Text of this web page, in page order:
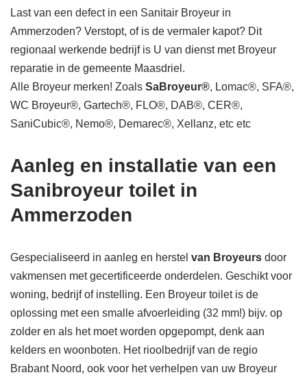
Last van een defect in een Sanitair Broyeur in
Ammerzoden? Verstopt, of is de vermaler kapot? Dit
regionaal werkende bedrijf is U van dienst met Broyeur
reparatie in de gemeente Maasdriel.
Alle Broyeur merken! Zoals SaBroyeur®, Lomac®, SFA®,
WC Broyeur®, Gartech®, FLO®, DAB®, CER®,
SaniCubic®, Nemo®, Demarec®, Xellanz, etc etc
Aanleg en installatie van een
Sanibroyeur toilet in
Ammerzoden
Gespecialiseerd in aanleg en herstel van Broyeurs door
vakmensen met gecertificeerde onderdelen. Geschikt voor
woning, bedrijf of instelling. Een Broyeur toilet is de
oplossing met een smalle afvoerleiding (32 mm!) bijv. op
zolder en als het moet worden opgepompt, denk aan
kelders en woonboten. Het rioolbedrijf van de regio
Brabant Noord, ook voor het verhelpen van uw Broyeur